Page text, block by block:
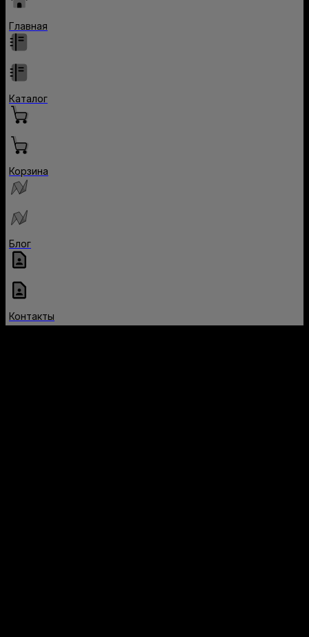
Главная
Каталог
Корзина
Блог
Контакты